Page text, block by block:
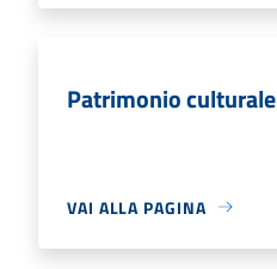
Patrimonio culturale
VAI ALLA PAGINA